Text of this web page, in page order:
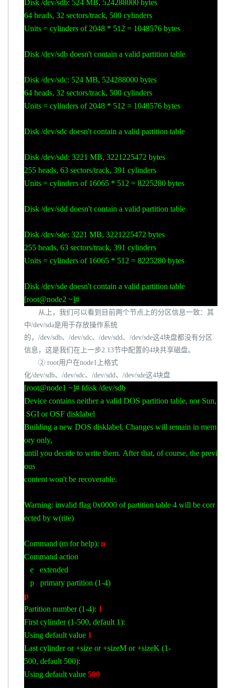
Disk /dev/sdb: 524 MB, 524288000 bytes
64 heads, 32 sectors/track, 500 cylinders
Units = cylinders of 2048 * 512 = 1048576 bytes
Disk /dev/sdb doesn't contain a valid partition table
Disk /dev/sdc: 524 MB, 524288000 bytes
64 heads, 32 sectors/track, 500 cylinders
Units = cylinders of 2048 * 512 = 1048576 bytes
Disk /dev/sdc doesn't contain a valid partition table
Disk /dev/sdd: 3221 MB, 3221225472 bytes
255 heads, 63 sectors/track, 391 cylinders
Units = cylinders of 16065 * 512 = 8225280 bytes
Disk /dev/sdd doesn't contain a valid partition table
Disk /dev/sde: 3221 MB, 3221225472 bytes
255 heads, 63 sectors/track, 391 cylinders
Units = cylinders of 16065 * 512 = 8225280 bytes
Disk /dev/sde doesn't contain a valid partition table
[root@node2 ~]#
从上，我们可以看到目前两个节点上的分区信息一致：其
中/dev/sda是用于存放操作系统
的， /dev/sdb、 /dev/sdc、 /dev/sdd、 /dev/sde这4块盘都没有分区
信息，这是我们在上一步2.13节中配置的4块共享磁盘。
② root用户在node1 上格式
化/dev/sdb、 /dev/sdc、 /dev/sdd、 /dev/sde这4块盘
[root@node1 ~]# fdisk /dev/sdb
Device contains neither a valid DOS partition table, nor Sun,
SGI or OSF disklabel
Building a new DOS disklabel. Changes will remain in mem
ory only,
until you decide to write them. After that, of course, the previ
ous
content won't be recoverable.
Warning: invalid flag 0x0000 of partition table 4 will be corr
ected by w(rite)
Command (m for help): n
Command action
e extended
p primary partition (1-4)
p
Partition number (1-4): 1
First cylinder (1-500, default 1):
Using default value 1
Last cylinder or +size or +sizeM or +sizeK (1-
500, default 500):
Using default value 500